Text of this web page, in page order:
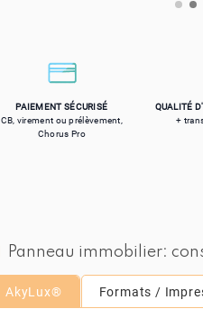
PAIEMENT SÉCURISÉ
CB, virement ou prélèvement,
Chorus Pro
QUALITÉ
+
Panneau immobilier:
AkyLux® Formats /